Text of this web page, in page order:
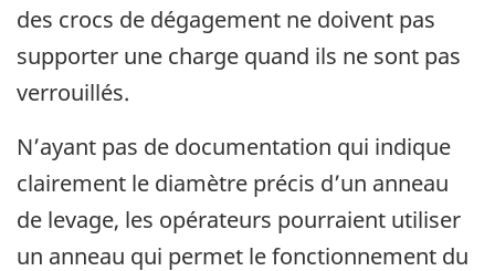
des crocs de dégagement ne doivent pas
supporter une charge quand ils ne sont pas
verrouillés.
N’ayant pas de documentation qui indique
clairement le diamètre précis d’un anneau
de levage, les opérateurs pourraient utiliser
un anneau qui permet le fonctionnement du